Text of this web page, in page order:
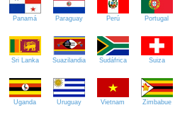
Panamá Paraguay Perú Portugal
Sri Lanka Suazilandia Sudáfrica Suiza
Uganda Uruguay Vietnam Zimbabue